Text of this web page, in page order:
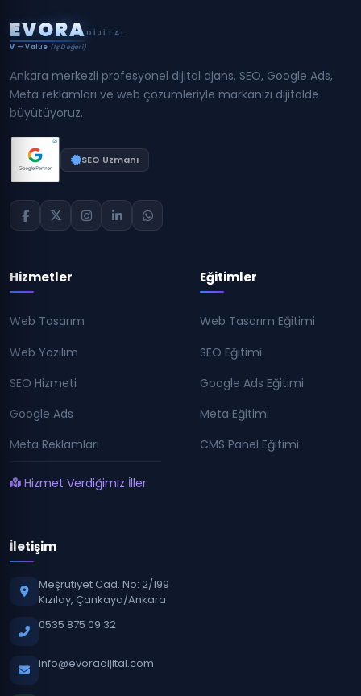
EVORA DIJITAL
V — Value (İş Değeri)
Ankara merkezli profesyonel dijital ajans. SEO, Google Ads,
Meta reklamları ve web çözümleriyle markanızı dijitalde
büyütüyoruz.
SEO Uzmanı
Hizmetler
Web Tasarım
Web Yazılım
SEO Hizmeti
Google Ads
Meta Reklamları
Hizmet Verdiğimiz İller
Eğitimler
Web Tasarım Eğitimi
SEO Eğitimi
Google Ads Eğitimi
Meta Eğitimi
CMS Panel Eğitimi
İletişim
Meşrutiyet Cad. No: 2/199
Kızılay, Çankaya/Ankara
0535 875 09 32
info@evoradijital.com